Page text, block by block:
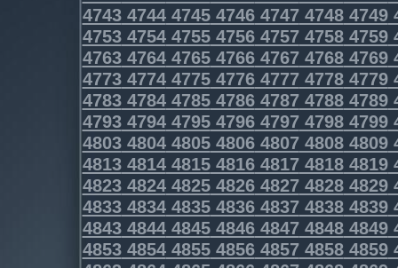
4743474447454746474747484749
4753475447554756475747584759
4763476447654766476747684769
4773477447754776477747784779
4783478447854786478747884789
4793479447954796479747984799
4803480448054806480748084809
4813481448154816481748184819
4823482448254826482748284829
4833483448354836483748384839
4843484448454846484748484849
4853485448554856485748584859